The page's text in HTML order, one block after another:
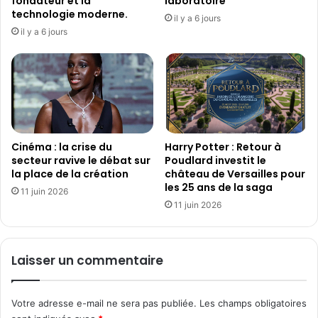
i
v
s
u
r
s
p
l
a
t
m
e
d
T
a
a
r
i
a
X
R
p
o
u
a
é
r
e
technologie moderne.
il y a 6 jours
il y a 6 jours
Cinéma : la crise du
secteur ravive le débat sur
la place de la création
11 juin 2026
Harry Potter : Retour à
Poudlard investit le
château de Versailles pour
les 25 ans de la saga
11 juin 2026
Laisser un commentaire
Votre adresse e-mail ne sera pas publiée. Les champs obligatoires